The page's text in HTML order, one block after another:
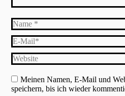
Name *
E-Mail *
Website
Meinen Namen, E-Mail und
speichern, bis ich wieder